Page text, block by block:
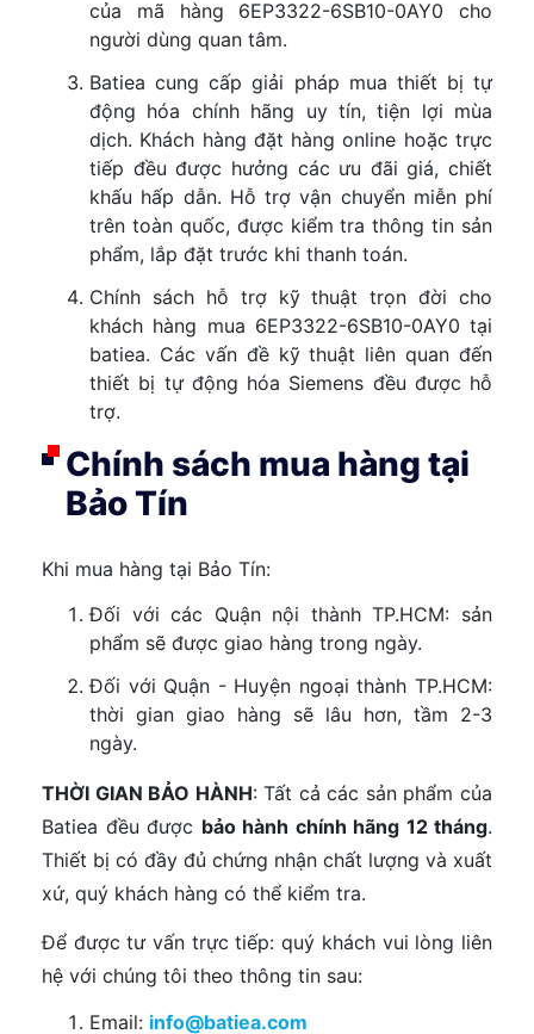
của mã hàng 6EP3322-6SB10-0AY0 cho
người dùng quan tâm.
Batiea cung cấp giải pháp mua thiết bị tự
động hóa chính hãng uy tín, tiện lợi mùa
dịch. Khách hàng đặt hàng online hoặc trực
tiếp đều được hưởng các ưu đãi giá, chiết
khấu hấp dẫn. Hỗ trợ vận chuyển miễn phí
trên toàn quốc, được kiểm tra thông tin sản
phẩm, lắp đặt trước khi thanh toán.
Chính sách hỗ trợ kỹ thuật trọn đời cho
khách hàng mua 6EP3322-6SB10-0AY0 tại
batiea. Các vấn đề kỹ thuật liên quan đến
thiết bị tự động hóa Siemens đều được hỗ
trợ.
Chính sách mua hàng tại
Bảo Tín
Khi mua hàng tại Bảo Tín:
Đối với các Quận nội thành TP.HCM: sản
phẩm sẽ được giao hàng trong ngày.
Đối với Quận - Huyện ngoại thành TP.HCM:
thời gian giao hàng sẽ lâu hơn, tầm 2-3
ngày.
THỜI GIAN BẢO HÀNH: Tất cả các sản phẩm của
Batiea đều được bảo hành chính hãng 12 tháng.
Thiết bị có đầy đủ chứng nhận chất lượng và xuất
xứ, quý khách hàng có thể kiểm tra.
Để được tư vấn trực tiếp: quý khách vui lòng liên
hệ với chúng tôi theo thông tin sau:
Email: info@batiea.com